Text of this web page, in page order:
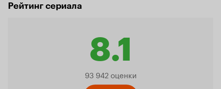
Рейтинг сериала
8.1
Рейтинг
93 942 оценки